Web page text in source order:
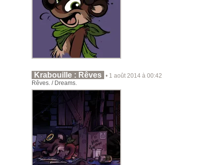
Krabouille : Rêves • 1 août 2014 à 00:42
Rêves. / Dreams.